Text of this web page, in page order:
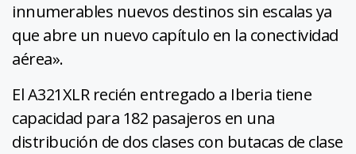
innumerables nuevos destinos sin escalas ya
que abre un nuevo capítulo en la conectividad
aérea».
El A321XLR recién entregado a Iberia tiene
capacidad para 182 pasajeros en una
distribución de dos clases con butacas de clase